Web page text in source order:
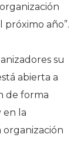
año”.
su
abierta a
de forma
en la
organización